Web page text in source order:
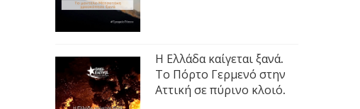
Η Ελλάδα καίγεται ξανά.
Το Πόρτο Γερμενό στην
Αττική σε πύρινο κλοιό.